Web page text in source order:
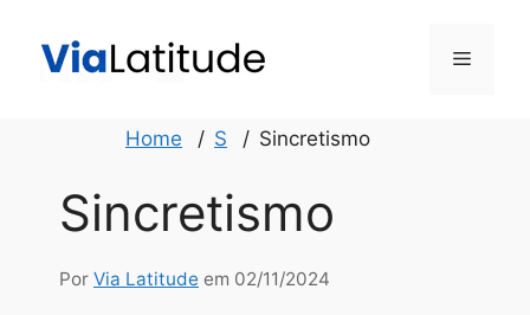
Menu
Home S Sincretismo
Sincretismo
Por Via Latitude em 02/11/2024